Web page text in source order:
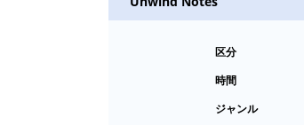
区分
時間
ジャンル